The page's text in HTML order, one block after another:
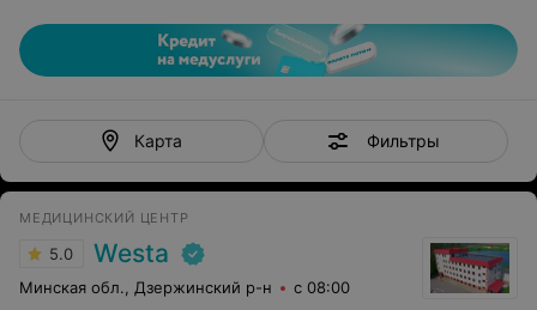
Карта Фильтры
МЕДИЦИНСКИЙ ЦЕНТР
5.0 Westa
Минская обл., Дзержинский р-н с 08:00